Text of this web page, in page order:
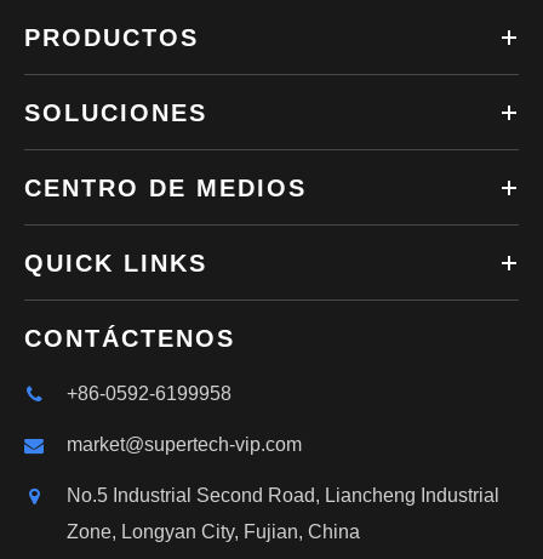
PRODUCTOS
SOLUCIONES
CENTRO DE MEDIOS
QUICK LINKS
CONTÁCTENOS
+86-0592-6199958
market@supertech-vip.com
No.5 Industrial Second Road, Liancheng Industrial
Zone, Longyan City, Fujian, China